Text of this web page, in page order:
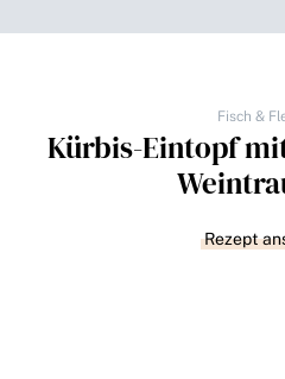
Fisch &
Kürbis-Eintopf
Rezept